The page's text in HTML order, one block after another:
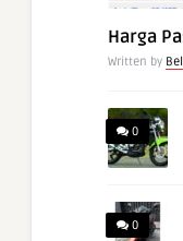
Harga
Written by
0
0